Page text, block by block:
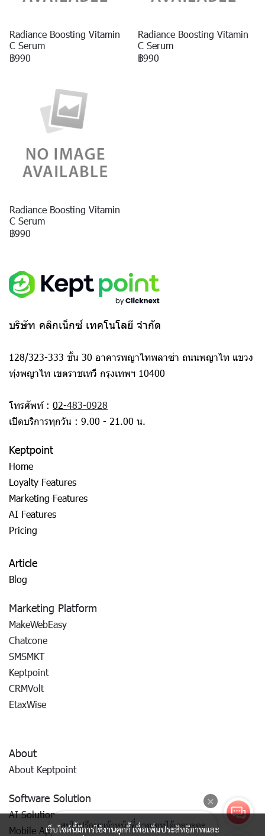
Radiance Boosting Vitamin
C Serum
฿990
Radiance Boosting Vitamin
C Serum
฿990
Radiance Boosting Vitamin
C Serum
฿990
เว็บไซต์นี้มีการใช้งานคุกกี้ เพื่อเพิ่มประสิทธิภาพและ
บริษัท คลิกเน็กซ์ เทคโนโลยี จำกัด
128/323-333 ชั้น 30 อาคารพญาไทพลาซ่า ถนนพญาไท แขวง
ทุ่งพญาไท เขตราชเทวี กรุงเทพฯ 10400
โทรศัพท์ : 02-483-0928
เปิดบริการทุกวัน : 9.00 - 21.00 น.
Keptpoint
Home
Loyalty Features
Marketing Features
AI Features
Pricing
Article
Blog
Marketing Platform
MakeWebEasy
Chatcone
SMSMKT
Keptpoint
CRMVolt
EtaxWise
About
About Keptpoint
Software Solution
AI Solution
Mobile App Development